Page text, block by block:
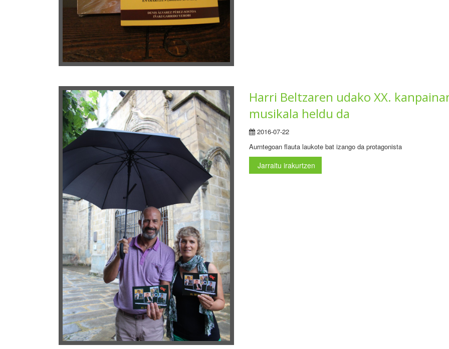
Harri Beltzaren udako XX.
musikala heldu da
2016-07-22
Aurntegoan flauta laukote bat izango da protagonista
Jarraitu irakurtzen